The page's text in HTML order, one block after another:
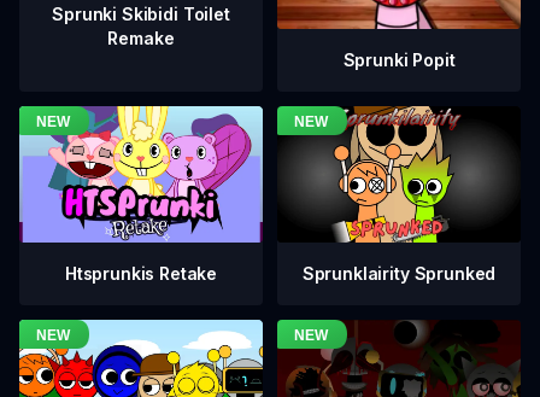
Sprunki Skibidi Toilet
Remake
Sprunki Popit
Htsprunkis Retake Sprunklairity Sprunked